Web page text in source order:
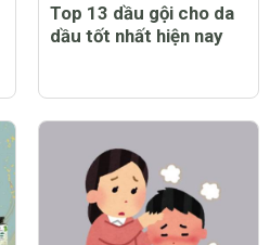
Top 13 dầu gội cho da
dầu tốt nhất hiện nay